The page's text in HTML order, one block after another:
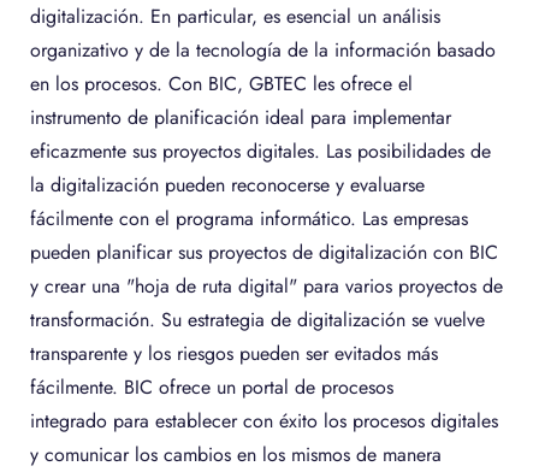
digitalización. En particular, es esencial un análisis
organizativo y de la tecnología de la información basado
en los procesos. Con BIC, GBTEC les ofrece el
instrumento de planificación ideal para implementar
eficazmente sus proyectos digitales. Las posibilidades de
la digitalización pueden reconocerse y evaluarse
fácilmente con el programa informático. Las empresas
pueden planificar sus proyectos de digitalización con BIC
y crear una "hoja de ruta digital" para varios proyectos de
transformación. Su estrategia de digitalización se vuelve
transparente y los riesgos pueden ser evitados más
fácilmente. BIC ofrece un portal de procesos
integrado para establecer con éxito los procesos digitales
y comunicar los cambios en los mismos de manera